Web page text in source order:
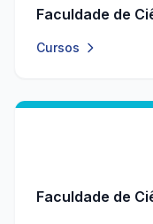
Faculdade de
Cursos
Faculdade de